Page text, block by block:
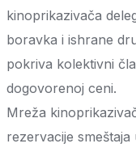
kinoprikazivača
boravka i ishrane
pokriva kolektivni
dogovorenoj ceni.
Mreža
rezervacije